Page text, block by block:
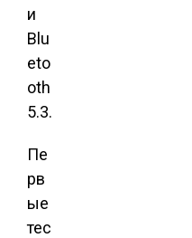
и
Blu
eto
oth
5.3.
Пе
рв
ые
тес